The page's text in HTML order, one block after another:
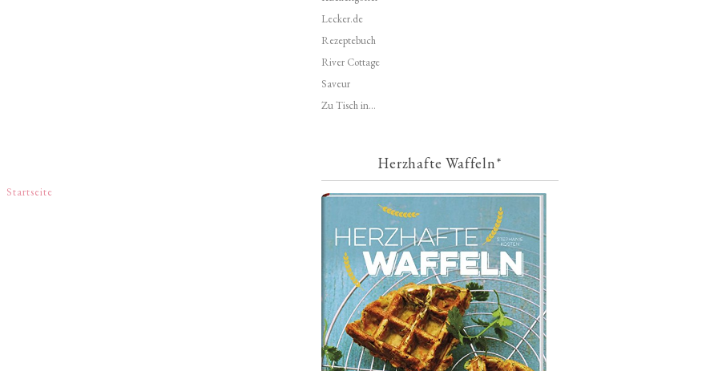
Startseite
Lecker.de
Rezeptebuch
River Cottage
Saveur
Zu Tisch in...
Herzhafte Waffeln*